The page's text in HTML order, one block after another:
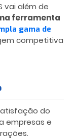
vai além de
ferramenta
gama de
competitiva
do
empresas e